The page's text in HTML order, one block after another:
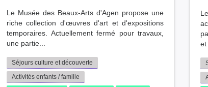
Le Musée des Beaux-Arts d'Agen propose une
riche collection d'œuvres d'art et d'expositions
temporaires. Actuellement fermé pour travaux,
une partie...
Séjours culture et découverte
Activités enfants / famille
et